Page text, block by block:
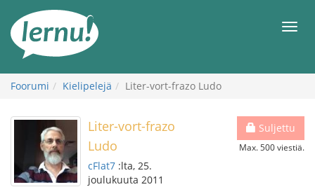
sisältöön
Foorumi Kielipelejä Liter-vort-frazo Ludo
Suljettu
Max. 500 viestiä.
Liter-vort-frazo
Ludo
cFlat7 :lta, 25.
joulukuuta 2011